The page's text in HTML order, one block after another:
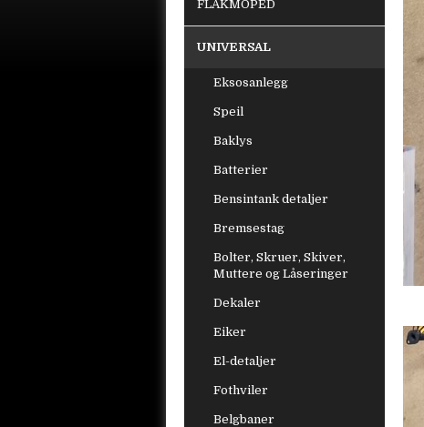
FLAKMOPED
UNIVERSAL
Eksosanlegg
Speil
Baklys
Batterier
Bensintank detaljer
Bremsestag
Bolter, Skruer, Skiver,
Muttere og Låseringer
Dekaler
Eiker
El-detaljer
Fothviler
Belgbaner